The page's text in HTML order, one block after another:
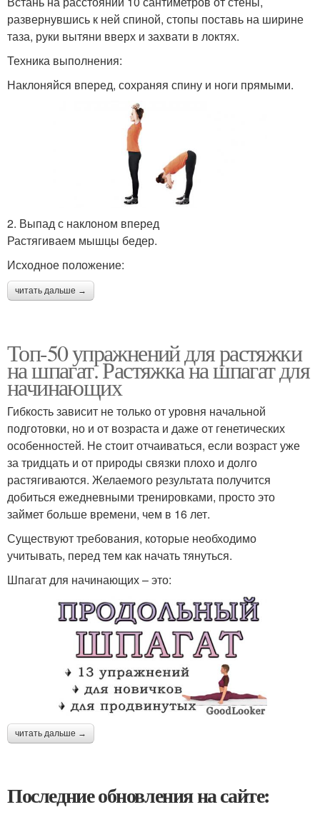
развернувшись к ней спиной, стопы поставь на ширине
таза, руки вытяни вверх и захвати в локтях.
Техника выполнения:
Наклоняйся вперед, сохраняя спину и ноги прямыми.
2. Выпад с наклоном вперед
Растягиваем мышцы бедер.
Исходное положение:
читать дальше →
Топ-50 упражнений для растяжки
на шпагат. Растяжка на шпагат для
начинающих
Гибкость зависит не только от уровня начальной
подготовки, но и от возраста и даже от генетических
особенностей. Не стоит отчаиваться, если возраст уже
за тридцать и от природы связки плохо и долго
растягиваются. Желаемого результата получится
добиться ежедневными тренировками, просто это
займет больше времени, чем в 16 лет.
Существуют требования, которые необходимо
учитывать, перед тем как начать тянуться.
Шпагат для начинающих – это:
читать дальше →
Последние обновления на сайте: